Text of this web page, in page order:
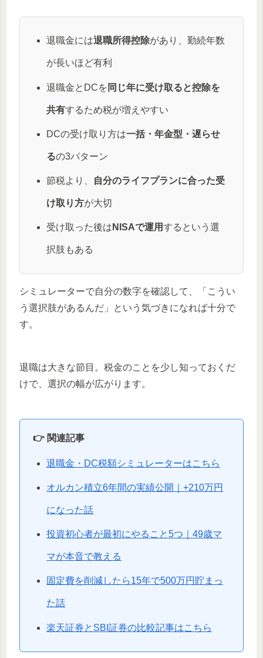
退職金には退職所得控除があり、勤続年数
が長いほど有利
退職金とDCを 同じ年に受け取ると控除を
共有するため税が増えやすい
DCの受け取り方は一括・年金型・遅らせ
るの3パターン
節税より、 自分のライフプランに合った受
け取り方が大切
受け取った後は NISAで運用するという選
択肢もある
シミュレーターで自分の数字を確認して、「こうい
う選択肢があるんだ」という気づきになれば十分で
す。
退職は大きな節目。税金のことを少し知っておくだ
けで、選択の幅が広がります。
👉 関連記事
退職金・DC税額シミュレーターはこちら
オルカン積立6年間の実績公開｜+210万円
になった話
投資初心者が最初にやること5つ｜49歳マ
マが本音で教える
固定費を削減したら15年で500万円貯まっ
た話
楽天証券とSBI証券の比較記事はこちら